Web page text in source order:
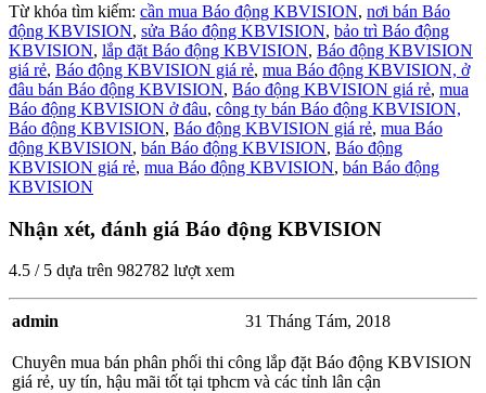
Từ khóa tìm kiếm: cần mua Báo động KBVISION, nơi bán Báo
động KBVISION, sửa Báo động KBVISION, bảo trì Báo động
KBVISION, lắp đặt Báo động KBVISION, Báo động KBVISION
giá rẻ, Báo động KBVISION giá rẻ, mua Báo động KBVISION, ở
đâu bán Báo động KBVISION, Báo động KBVISION giá rẻ, mua
Báo động KBVISION ở đâu, công ty bán Báo động KBVISION,
Báo động KBVISION, Báo động KBVISION giá rẻ, mua Báo
động KBVISION, bán Báo động KBVISION, Báo động
KBVISION giá rẻ, mua Báo động KBVISION, bán Báo động
KBVISION
Nhận xét, đánh giá Báo động KBVISION
4.5 / 5 dựa trên 982782 lượt xem
admin 31 Tháng Tám, 2018
Chuyên mua bán phân phối thi công lắp đặt Báo động KBVISION
giá rẻ, uy tín, hậu mãi tốt tại tphcm và các tỉnh lân cận